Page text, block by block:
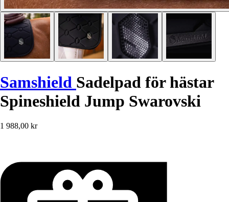
Samshield Sadelpad för hästar
Spineshield Jump Swarovski
1 988,00 kr